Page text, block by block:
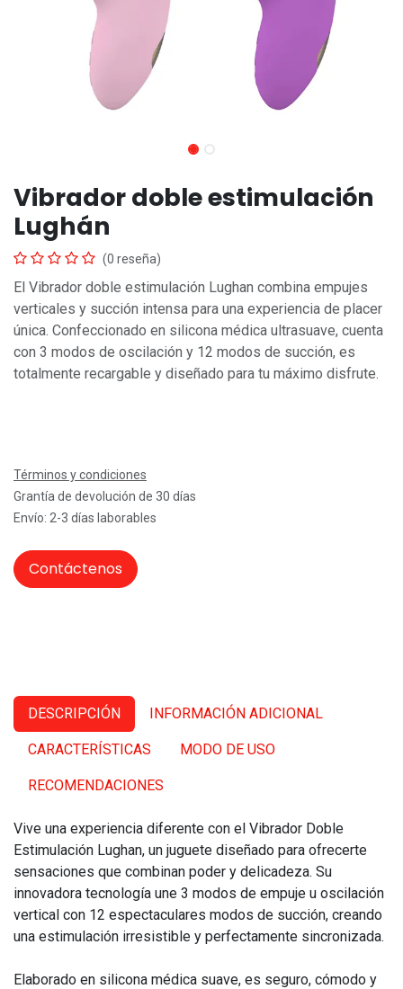
Vibrador doble estimulación
Lughán
(0 reseña)
El Vibrador doble estimulación Lughan combina empujes
verticales y succión intensa para una experiencia de placer
única. Confeccionado en silicona médica ultrasuave, cuenta
con 3 modos de oscilación y 12 modos de succión, es
totalmente recargable y diseñado para tu máximo disfrute.
Términos y condiciones
Grantía de devolución de 30 días
Envío: 2-3 días laborables
Contáctenos
DESCRIPCIÓN INFORMACIÓN ADICIONAL
CARACTERÍSTICAS MODO DE USO
RECOMENDACIONES
Vive una experiencia diferente con el Vibrador Doble
Estimulación Lughan, un juguete diseñado para ofrecerte
sensaciones que combinan poder y delicadeza. Su
innovadora tecnología une 3 modos de empuje u oscilación
vertical con 12 espectaculares modos de succión, creando
una estimulación irresistible y perfectamente sincronizada.
Elaborado en silicona médica suave, es seguro, cómodo y